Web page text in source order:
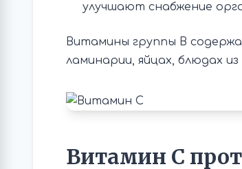
улучшают снабжение
Витамины группы В
ламинарии, яйцах, блюдах
Витамин С